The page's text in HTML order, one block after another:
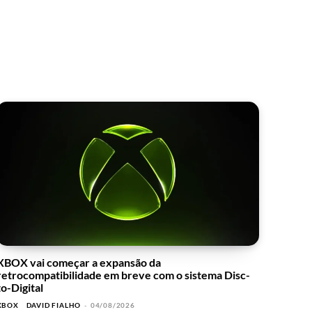
vai começar a expansão da
em breve com o sistema Disc-
Digital
DAVID FIALHO - 04/08/2026